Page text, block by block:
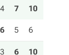
4 7 10
6 5 6
3 6 10